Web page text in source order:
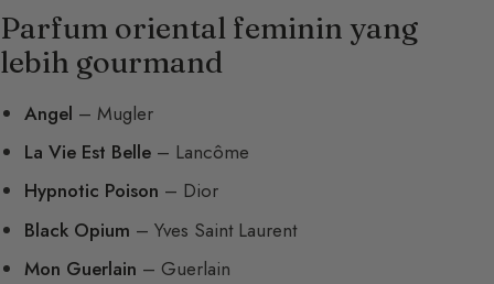
Parfum oriental feminin yang
lebih gourmand
Angel – Mugler
La Vie Est Belle – Lancôme
Hypnotic Poison – Dior
Black Opium – Yves Saint Laurent
Mon Guerlain – Guerlain